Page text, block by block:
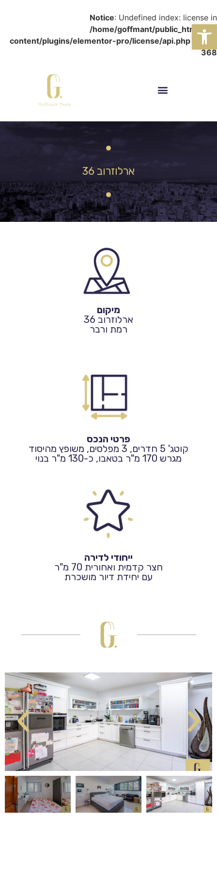
פתח סרגל נגישות
Notice: Undefined index: license in
/home/goffmant/public_html/wp-
content/plugins/elementor-pro/license/api.php on line
368
ארלוזרוב 36
מיקום
ארלוזרוב 36
רמת ורבר
פרטי הנכס
קוטג' 5 חדרים, 3 מפלסים, משופץ מהיסוד
מגרש 170 מ"ר בטאבו, כ-130 מ"ר בנוי
ייחודי לדירה
חצר קדמית ואחורית 70 מ"ר
עם יחידת דיור מושכרת